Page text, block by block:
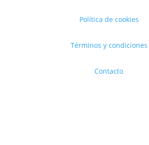
Política de cookies
Términos y condiciones
Contacto